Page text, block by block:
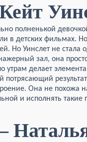
полненькой
в детских фильмах.
Но Уинслет не
зал, она
утрам делает
потрясающий
Она не похожа
и исполнять